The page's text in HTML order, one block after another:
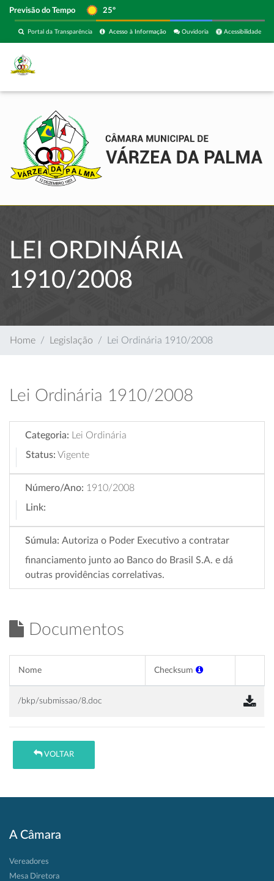
Previsão do Tempo 25º
Acessibilidade
Ouvidoria
Acesso à Informação
Portal da Transparência
LEI ORDINÁRIA
1910/2008
Home Legislação Lei Ordinária 1910/2008
Lei Ordinária 1910/2008
Categoria:
Lei Ordinária
Status: Vigente
Número/Ano: 1910/2008
Link:
Súmula: Autoriza o Poder Executivo a contratar
financiamento junto ao Banco do Brasil S.A. e dá
outras providências correlativas.
Documentos
Nome Checksum
/bkp/submissao/8.doc
VOLTAR
A Câmara
Vereadores
Mesa Diretora